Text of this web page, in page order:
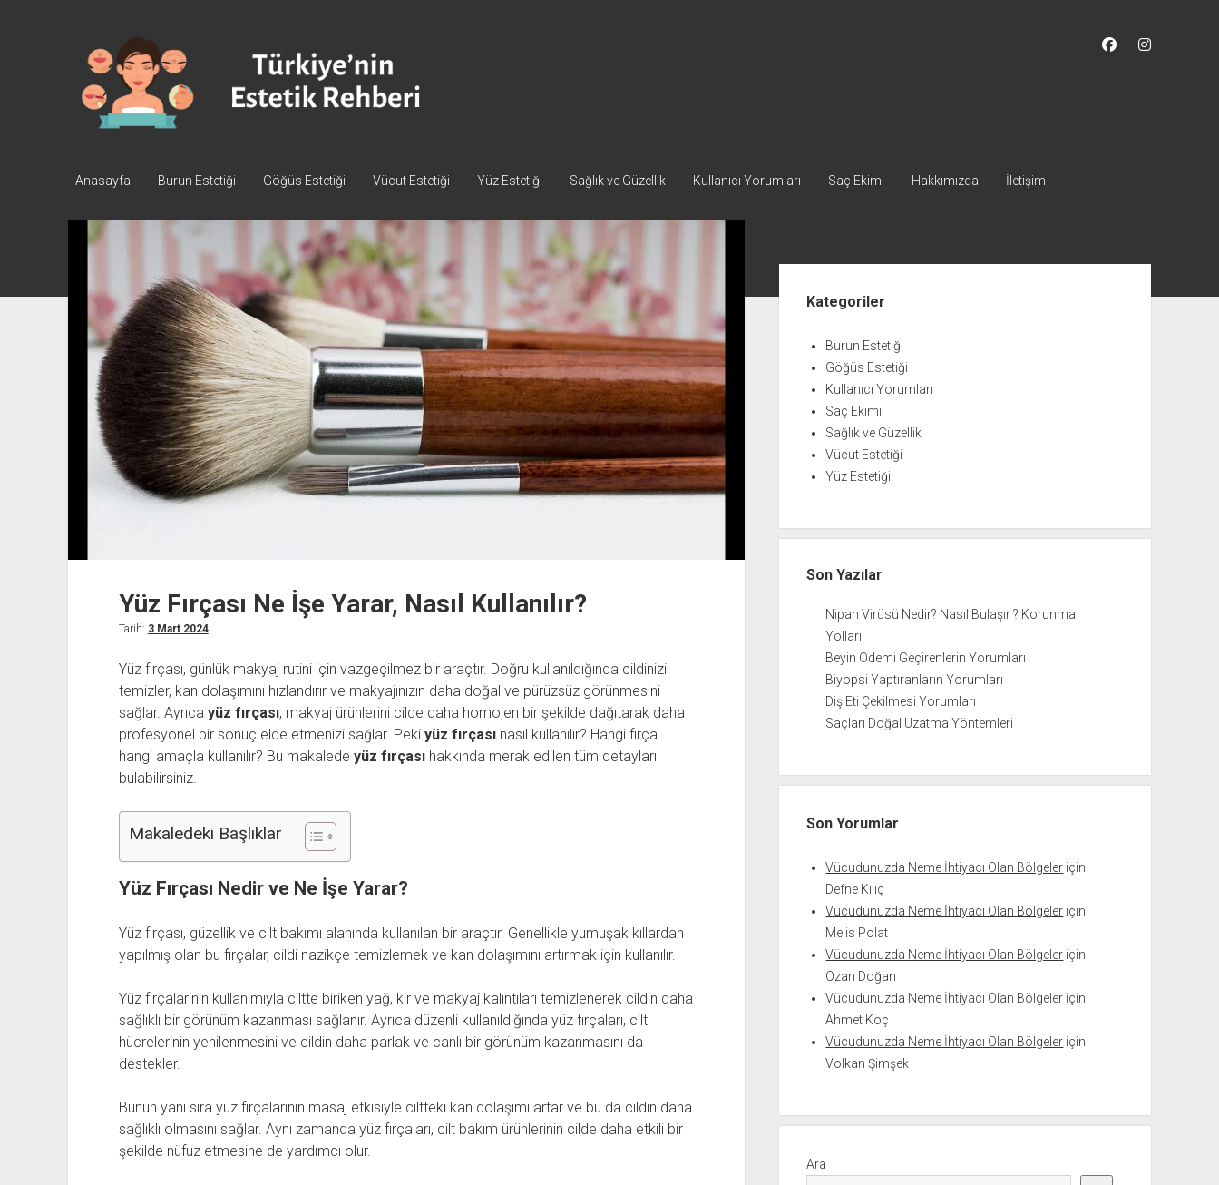
Türkiye'nin
Estetik
Rehberi
facebookinstagram
Anasayfa Burun Estetiği Göğüs Estetiği Vücut Estetiği Yüz Estetiği Sağlık ve Güzellik Kullanıcı Yorumları Saç Ekimi Hakkımızda İletişim
Yüz Fırçası Ne İşe Yarar, Nasıl Kullanılır?
Tarih: 3 Mart 2024
Yüz fırçası, günlük makyaj rutini için vazgeçilmez bir araçtır. Doğru kullanıldığında cildinizi
temizler, kan dolaşımını hızlandırır ve makyajınızın daha doğal ve pürüzsüz görünmesini
sağlar. Ayrıca yüz fırçası, makyaj ürünlerini cilde daha homojen bir şekilde dağıtarak daha
profesyonel bir sonuç elde etmenizi sağlar. Peki yüz fırçasınasıl kullanılır? Hangi fırça
hangi amaçla kullanılır? Bu makalede yüz fırçasıhakkında merak edilen tüm detayları
bulabilirsiniz.
Makaledeki Başlıklar
Yüz Fırçası Nedir ve Ne İşe Yarar?
Yüz fırçası, güzellik ve cilt bakımı alanında kullanılan bir araçtır. Genellikle yumuşak kıllardan
yapılmış olan bu fırçalar, cildi nazikçe temizlemek ve kan dolaşımını artırmak için kullanılır.
Yüz fırçalarının kullanımıyla ciltte biriken yağ, kir ve makyaj kalıntıları temizlenerek cildin daha
sağlıklı bir görünüm kazanması sağlanır. Ayrıca düzenli kullanıldığında yüz fırçaları, cilt
hücrelerinin yenilenmesini ve cildin daha parlak ve canlı bir görünüm kazanmasını da
destekler.
Bunun yanı sıra yüz fırçalarının masaj etkisiyle ciltteki kan dolaşımı artar ve bu da cildin daha
sağlıklı olmasını sağlar. Aynı zamanda yüz fırçaları, cilt bakım ürünlerinin cilde daha etkili bir
şekilde nüfuz etmesine de yardımcı olur.
MenüKategoriler
Burun Estetiği
Göğüs Estetiği
Kullanıcı Yorumları
Saç Ekimi
Sağlık ve Güzellik
Vücut Estetiği
Yüz Estetiği
Son Yazılar
Nipah Virüsü Nedir? Nasıl Bulaşır ? Korunma
Yolları
Beyin Ödemi Geçirenlerin Yorumları
Biyopsi Yaptıranların Yorumları
Diş Eti Çekilmesi Yorumları
Saçları Doğal Uzatma Yöntemleri
Son Yorumlar
Vücudunuzda Neme İhtiyacı Olan Bölgeler için
Defne Kılıç
Vücudunuzda Neme İhtiyacı Olan Bölgeler için
Melis Polat
Vücudunuzda Neme İhtiyacı Olan Bölgeler için
Ozan Doğan
Vücudunuzda Neme İhtiyacı Olan Bölgeler için
Ahmet Koç
Vücudunuzda Neme İhtiyacı Olan Bölgeler için
Volkan Şimşek
Ara